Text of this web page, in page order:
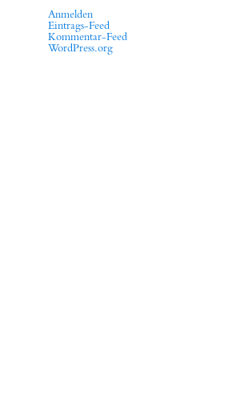
Anmelden
Eintrags-Feed
Kommentar-Feed
WordPress.org